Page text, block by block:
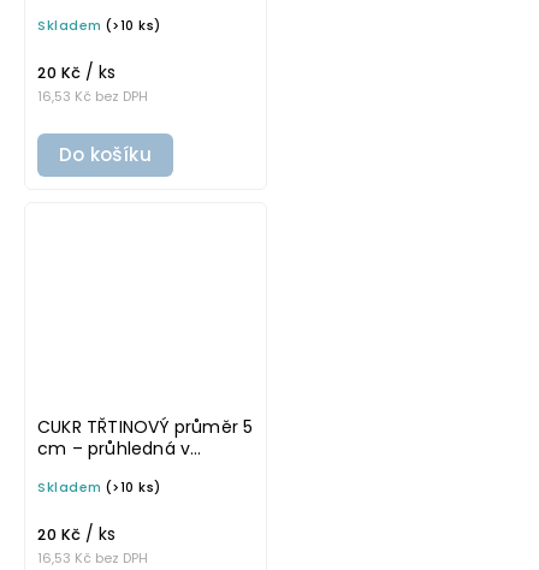
omyvatelná samolepka
Skladem (>10 ks)
16,53 Kč bez DPH
20 Kč / ks
Do košíku
CUKR TŘTINOVÝ průměr 5
cm – průhledná v
omyvatelná samolepka
Skladem (>10 ks)
16,53 Kč bez DPH
20 Kč / ks